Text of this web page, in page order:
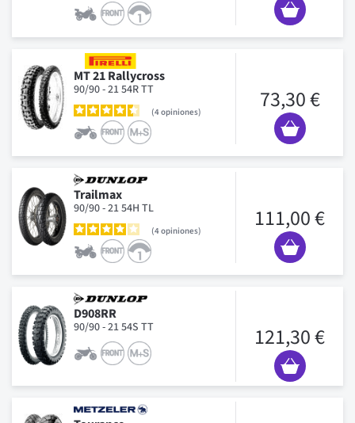
MT 21 Rallycross
90/90 - 21 54R TT
4opiniones 73,30 €
Trailmax
90/90 - 21 54H TL
4opiniones 111,00 €
D908RR
90/90 - 21 54S TT 121,30 €